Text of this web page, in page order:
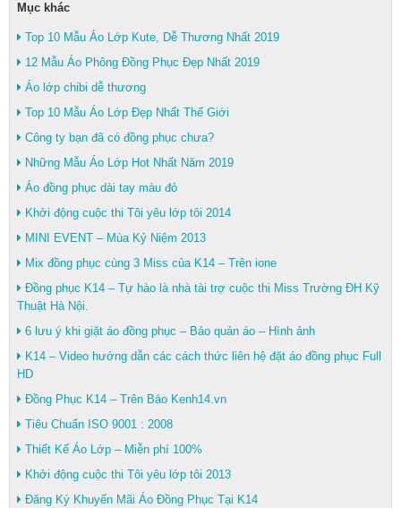
Mục khác
Top 10 Mẫu Áo Lớp Kute, Dễ Thương Nhất 2019
12 Mẫu Áo Phông Đồng Phục Đẹp Nhất 2019
Áo lớp chibi dễ thương
Top 10 Mẫu Áo Lớp Đẹp Nhất Thế Giới
Công ty bạn đã có đồng phục chưa?
Những Mẫu Áo Lớp Hot Nhất Năm 2019
Áo đồng phục dài tay màu đỏ
Khởi động cuộc thi Tôi yêu lớp tôi 2014
MINI EVENT – Mùa Kỷ Niệm 2013
Mix đồng phục cùng 3 Miss của K14 – Trên ione
Đồng phục K14 – Tự hào là nhà tài trợ cuộc thi Miss Trường ĐH Kỹ
Thuật Hà Nội.
6 lưu ý khi giặt áo đồng phục – Bảo quản áo – Hình ảnh
K14 – Video hướng dẫn các cách thức liên hệ đặt áo đồng phục Full
HD
Đồng Phục K14 – Trên Báo Kenh14.vn
Tiêu Chuẩn ISO 9001 : 2008
Thiết Kế Áo Lớp – Miễn phí 100%
Khởi động cuộc thi Tôi yêu lớp tôi 2013
Đăng Ký Khuyến Mãi Áo Đồng Phục Tại K14